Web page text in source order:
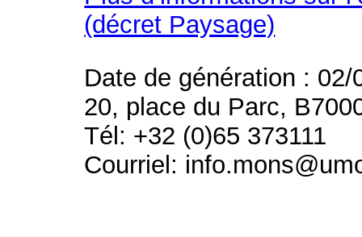
(décret Paysage)
Date de génération : 02/
20, place du Parc,
Tél: +32 (0)65 373111
Courriel: